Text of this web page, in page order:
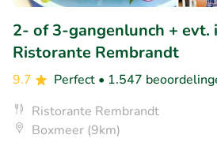
2- of 3-gangenlunch + evt.
Ristorante Rembrandt
9.7 Perfect • 1.547
Ristorante Rembrandt
Boxmeer (9km)